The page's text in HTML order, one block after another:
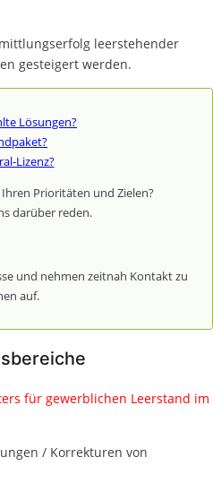
leerstehender
gesteigert werden.
Lösungen?
Lizenz?
Prioritäten und Zielen?
darüber reden.
und nehmen zeitnah Kontakt zu
auf.
für gewerblichen Leerstand im
/ Korrekturen von